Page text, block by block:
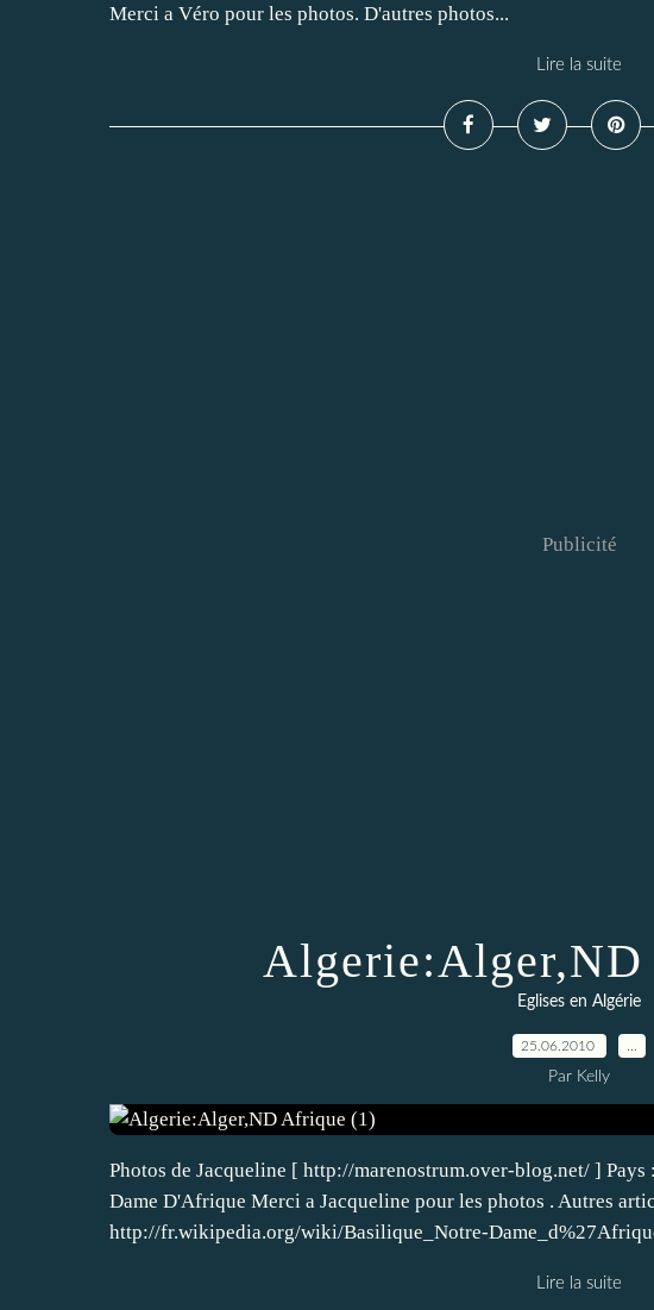
Merci a Véro pour les photos. D'autres photos...
Lire la suite
Publicité
Eglises en Algérie
25.06.2010
Par Kelly
Photos de Jacqueline [ http://marenostrum.over-blog.net/ ]
Dame D'Afrique Merci a Jacqueline pour les photos . Autres
http://fr.wikipedia.org/wiki/Basilique_Notre-
Lire la suite